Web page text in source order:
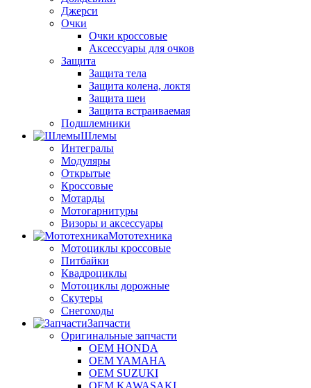
Джерси
Очки
Очки кроссовые
Аксессуары для очков
Защита
Защита тела
Защита колена, локтя
Защита шеи
Защита встраиваемая
Подшлемники
Шлемы
Интегралы
Модуляры
Открытые
Кроссовые
Мотарды
Мотогарнитуры
Визоры и аксессуары
Мототехника
Мотоциклы кроссовые
Питбайки
Квадроциклы
Мотоциклы дорожные
Скутеры
Снегоходы
Запчасти
Оригинальные запчасти
OEM HONDA
OEM YAMAHA
OEM SUZUKI
OEM KAWASAKI